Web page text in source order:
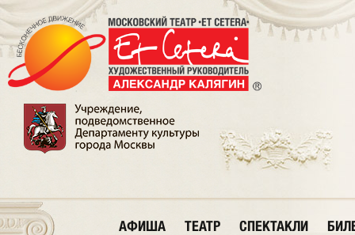
АФИША ТЕАТР СПЕКТАКЛИ